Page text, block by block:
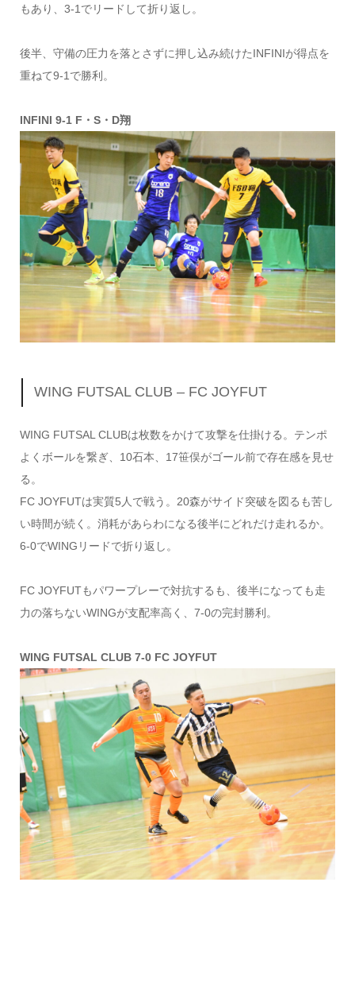
もあり、3‐1でリードして折り返し。
後半、守備の圧力を落とさずに押し込み続けたINFINIが得点を
重ねて9‐1で勝利。
INFINI 9-1 F・S・D翔
WING FUTSAL CLUB – FC JOYFUT
WING FUTSAL CLUBは枚数をかけて攻撃を仕掛ける。テンポ
よくボールを繋ぎ、10石本、17笹俣がゴール前で存在感を見せ
る。
FC JOYFUTは実質5人で戦う。20森がサイド突破を図るも苦し
い時間が続く。消耗があらわになる後半にどれだけ走れるか。
6‐0でWINGリードで折り返し。
FC JOYFUTもパワープレーで対抗するも、後半になっても走
力の落ちないWINGが支配率高く、7‐0の完封勝利。
WING FUTSAL CLUB 7-0 FC JOYFUT